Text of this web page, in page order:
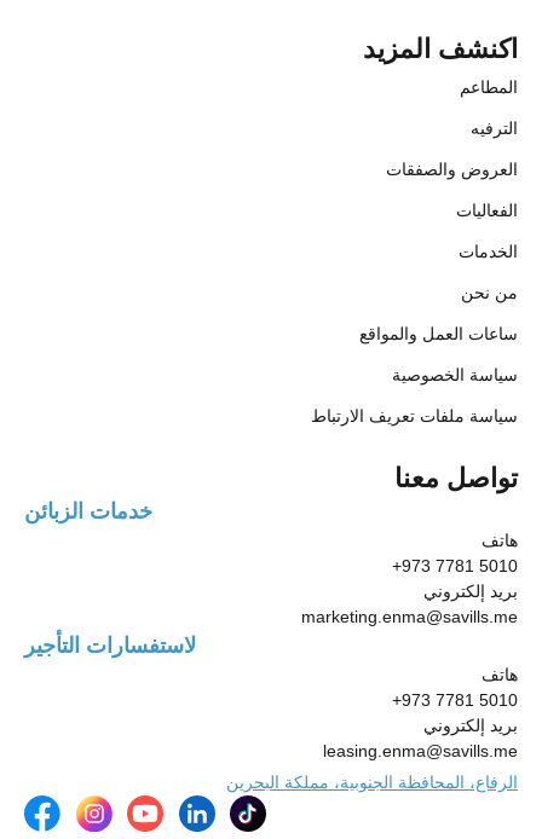
اكنشف المزيد
المطاعم
الترفيه
العروض والصفقات
الفعاليات
الخدمات
من نحن
ساعات العمل والمواقع
سياسة الخصوصية
سياسة ملفات تعريف الارتباط
تواصل معنا
خدمات الزبائن
هاتف
+973 7781 5010
بريد إلكتروني
marketing.enma@savills.me
لاستفسارات التأجير
هاتف
+973 7781 5010
بريد إلكتروني
leasing.enma@savills.me
الرفاع، المحافظة الجنوبية، مملكة البحرين